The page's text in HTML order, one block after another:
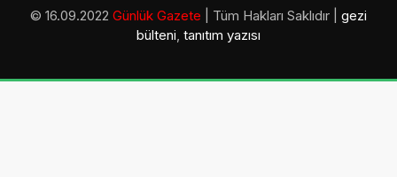
© 16.09.2022 Günlük Gazete | Tüm Hakları Saklıdır | gezi
bülteni, tanıtım yazısı